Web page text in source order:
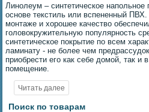
Линолеум – синтетическое
основе текстиль или вспененный
монтаже и хорошее качество
головокружительную популярность
синтетическое покрытие по всем
ламинату - не более чем
приобрести его как себе домой, так и
помещение.
Поиск по товарам